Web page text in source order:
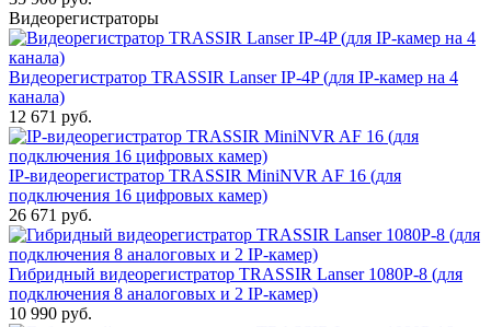
Видеорегистраторы
Видеорегистратор TRASSIR Lanser IP-4P (для IP-камер на 4
канала)
12 671 руб.
IP-видеорегистратор TRASSIR MiniNVR AF 16 (для
подключения 16 цифровых камер)
26 671 руб.
Гибридный видеорегистратор TRASSIR Lanser 1080P-8 (для
подключения 8 аналоговых и 2 IP-камер)
10 990 руб.